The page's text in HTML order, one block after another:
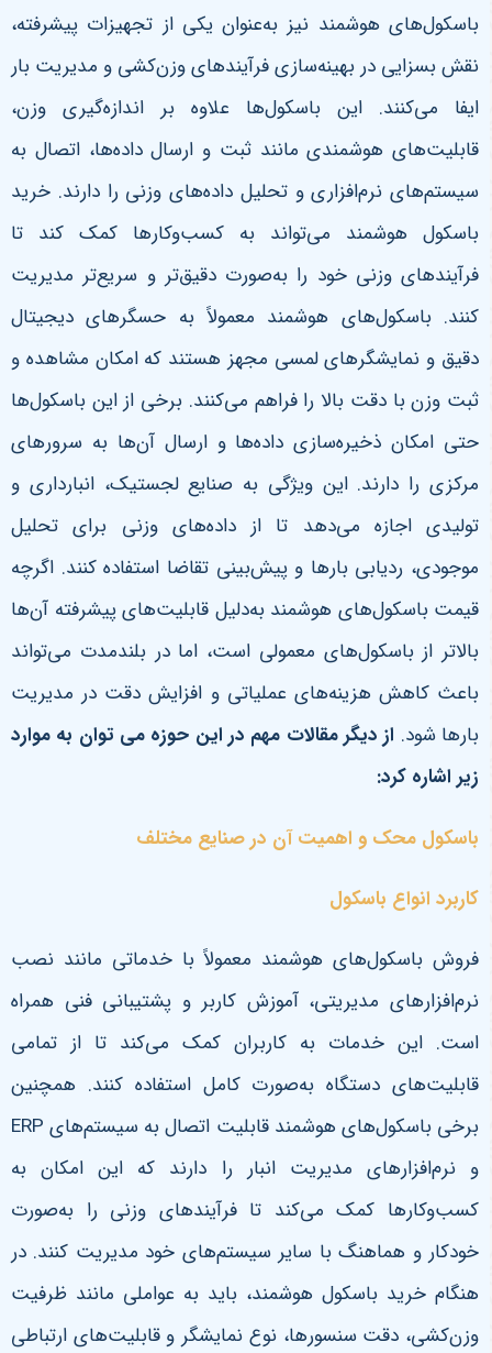
باسکول‌های هوشمند نیز به‌عنوان یکی از تجهیزات پیشرفته،
نقش بسزایی در بهینه‌سازی فرآیندهای وزن‌کشی و مدیریت بار
ایفا می‌کنند. این باسکول‌ها علاوه بر اندازه‌گیری وزن،
قابلیت‌های هوشمندی مانند ثبت و ارسال داده‌ها، اتصال به
سیستم‌های نرم‌افزاری و تحلیل داده‌های وزنی را دارند. خرید
باسکول هوشمند می‌تواند به کسب‌وکارها کمک کند تا
فرآیندهای وزنی خود را به‌صورت دقیق‌تر و سریع‌تر مدیریت
کنند. باسکول‌های هوشمند معمولاً به حسگرهای دیجیتال
دقیق و نمایشگرهای لمسی مجهز هستند که امکان مشاهده و
ثبت وزن با دقت بالا را فراهم می‌کنند. برخی از این باسکول‌ها
حتی امکان ذخیره‌سازی داده‌ها و ارسال آن‌ها به سرورهای
مرکزی را دارند. این ویژگی به صنایع لجستیک، انبارداری و
تولیدی اجازه می‌دهد تا از داده‌های وزنی برای تحلیل
موجودی، ردیابی بارها و پیش‌بینی تقاضا استفاده کنند. اگرچه
قیمت باسکول‌های هوشمند به‌دلیل قابلیت‌های پیشرفته آن‌ها
بالاتر از باسکول‌های معمولی است، اما در بلندمدت می‌تواند
باعث کاهش هزینه‌های عملیاتی و افزایش دقت در مدیریت
بارها شود. از دیگر مقالات مهم در این حوزه می توان به موارد
زیر اشاره کرد:
باسکول محک و اهمیت آن در صنایع مختلف
کاربرد انواع باسکول
فروش باسکول‌های هوشمند معمولاً با خدماتی مانند نصب
نرم‌افزارهای مدیریتی، آموزش کاربر و پشتیبانی فنی همراه
است. این خدمات به کاربران کمک می‌کند تا از تمامی
قابلیت‌های دستگاه به‌صورت کامل استفاده کنند. همچنین
برخی باسکول‌های هوشمند قابلیت اتصال به سیستم‌هایERP
و نرم‌افزارهای مدیریت انبار را دارند که این امکان به
کسب‌وکارها کمک می‌کند تا فرآیندهای وزنی را به‌صورت
خودکار و هماهنگ با سایر سیستم‌های خود مدیریت کنند. در
هنگام خرید باسکول هوشمند، باید به عواملی مانند ظرفیت
وزن‌کشی، دقت سنسورها، نوع نمایشگر و قابلیت‌های ارتباطی